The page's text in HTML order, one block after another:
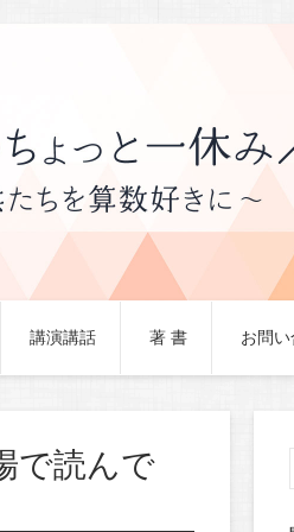
講演講話 著 書 お問
で読んで